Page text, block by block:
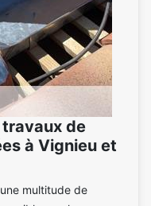
de
à Vignieu et
multitude de